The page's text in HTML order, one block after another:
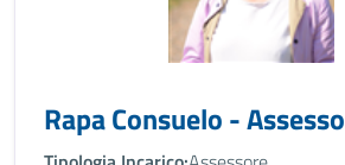
Rapa Consuelo -